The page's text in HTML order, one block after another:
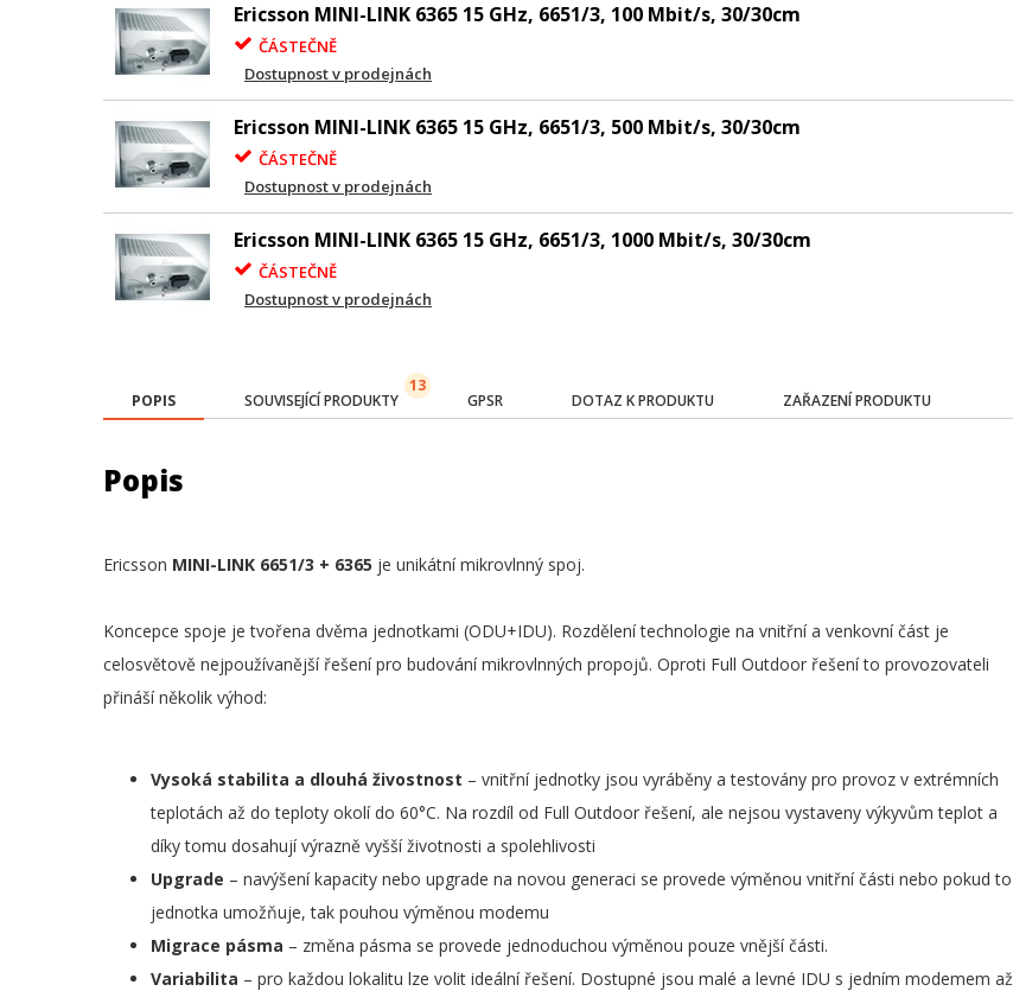
Ericsson MINI-LINK 6365 15 GHz, 6651/3, 100 Mbit/s, 30/30cm
ČÁSTEČNĚ
Dostupnost v prodejnách
Ericsson MINI-LINK 6365 15 GHz, 6651/3, 500 Mbit/s, 30/30cm
ČÁSTEČNĚ
Dostupnost v prodejnách
Ericsson MINI-LINK 6365 15 GHz, 6651/3, 1000 Mbit/s, 30/30cm
ČÁSTEČNĚ
Dostupnost v prodejnách
POPIS SOUVISEJÍCÍ PRODUKTY
13
GPSR DOTAZ K PRODUKTU ZAŘAZENÍ PRODUKTU
Popis
Ericsson MINI-LINK 6651/3 + 6365 je unikátní mikrovlnný spoj.
Koncepce spoje je tvořena dvěma jednotkami (ODU+IDU). Rozdělení technologie na vnitřní a venkovní část je
celosvětově nejpoužívanější řešení pro budování mikrovlnných propojů. Oproti Full Outdoor řešení to provozovateli
přináší několik výhod:
Vysoká stabilita a dlouhá živostnost – vnitřní jednotky jsou vyráběny a testovány pro provoz v extrémních
teplotách až do teploty okolí do 60°C. Na rozdíl od Full Outdoor řešení, ale nejsou vystaveny výkyvům teplot a
díky tomu dosahují výrazně vyšší životnosti a spolehlivosti
Upgrade – navýšení kapacity nebo upgrade na novou generaci se provede výměnou vnitřní části nebo pokud to
jednotka umožňuje, tak pouhou výměnou modemu
Migrace pásma – změna pásma se provede jednoduchou výměnou pouze vnější části.
Variabilita – pro každou lokalitu lze volit ideální řešení. Dostupné jsou malé a levné IDU s jedním modemem až